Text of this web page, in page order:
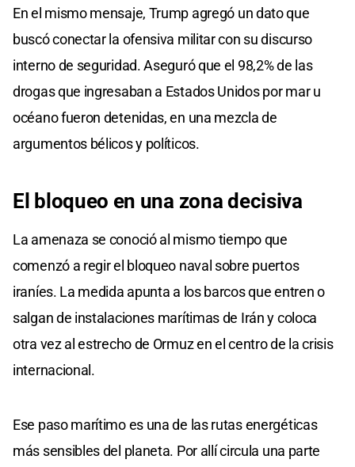
En el mismo mensaje, Trump agregó un dato que
buscó conectar la ofensiva militar con su discurso
interno de seguridad. Aseguró que el 98,2% de las
drogas que ingresaban a Estados Unidos por mar u
océano fueron detenidas, en una mezcla de
argumentos bélicos y políticos.
El bloqueo en una zona decisiva
La amenaza se conoció al mismo tiempo que
comenzó a regir el bloqueo naval sobre puertos
iraníes. La medida apunta a los barcos que entren o
salgan de instalaciones marítimas de Irán y coloca
otra vez al estrecho de Ormuz en el centro de la crisis
internacional.
Ese paso marítimo es una de las rutas energéticas
más sensibles del planeta. Por allí circula una parte